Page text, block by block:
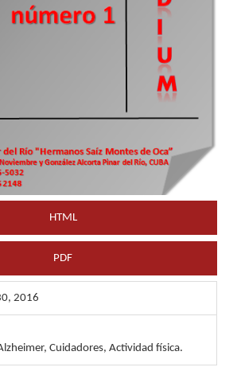
HTML
PDF
2016
Cuidadores, Actividad física.